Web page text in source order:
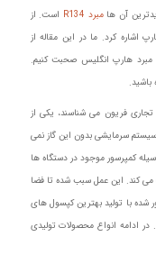
مبرد R134
است. از
اشاره کرد. ما در این مقاله از
هارپ انگلیس صحبت کنیم.
باشید.
تجاری فریون می شناسند، یکی از
سرمایشی بدون این گاز نمی
کمپرسور موجود در دستگاه ها
می کند. این عمل سبب شده تا فضا
با تولید بهترین کپسول های
در ادامه انواع محصولات تولیدی